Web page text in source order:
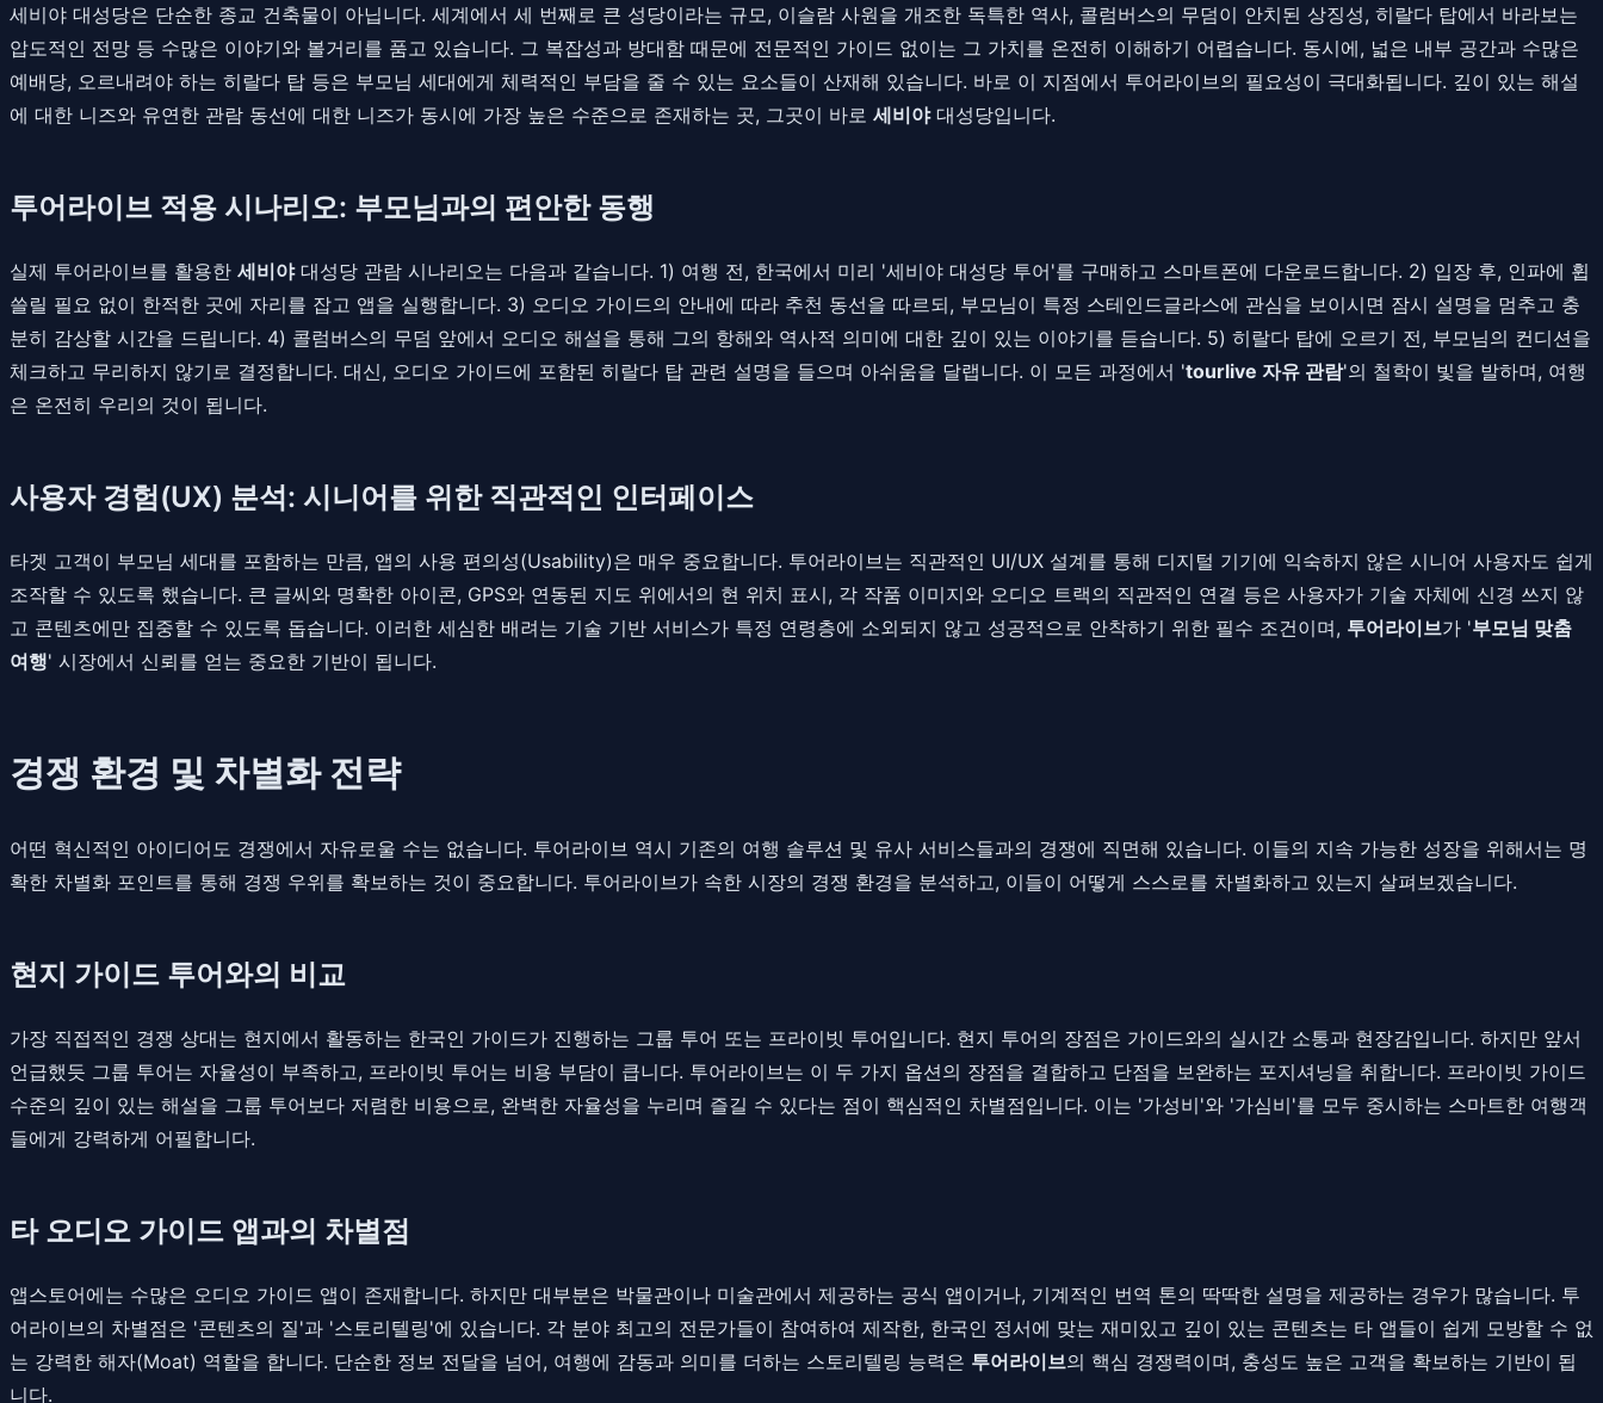
세비야 대성당은 단순한 종교 건축물이 아닙니다. 세계에서 세 번째로 큰 성당이라는 규모, 이슬람 사원을 개조한 독특한 역사, 콜럼버스의 무덤이 안치된 상징성, 히랄다 탑에서 바라보는
압도적인 전망 등 수많은 이야기와 볼거리를 품고 있습니다. 그 복잡성과 방대함 때문에 전문적인 가이드 없이는 그 가치를 온전히 이해하기 어렵습니다. 동시에, 넓은 내부 공간과 수많은
예배당, 오르내려야 하는 히랄다 탑 등은 부모님 세대에게 체력적인 부담을 줄 수 있는 요소들이 산재해 있습니다. 바로 이 지점에서 투어라이브의 필요성이 극대화됩니다. 깊이 있는 해설
에 대한 니즈와 유연한 관람 동선에 대한 니즈가 동시에 가장 높은 수준으로 존재하는 곳, 그곳이 바로 세비야대성당입니다.
투어라이브 적용 시나리오: 부모님과의 편안한 동행
실제 투어라이브를 활용한 세비야대성당 관람 시나리오는 다음과 같습니다. 1) 여행 전, 한국에서 미리 '세비야 대성당 투어'를 구매하고 스마트폰에 다운로드합니다. 2) 입장 후, 인파에 휩
쓸릴 필요 없이 한적한 곳에 자리를 잡고 앱을 실행합니다. 3) 오디오 가이드의 안내에 따라 추천 동선을 따르되, 부모님이 특정 스테인드글라스에 관심을 보이시면 잠시 설명을 멈추고 충
분히 감상할 시간을 드립니다. 4) 콜럼버스의 무덤 앞에서 오디오 해설을 통해 그의 항해와 역사적 의미에 대한 깊이 있는 이야기를 듣습니다. 5) 히랄다 탑에 오르기 전, 부모님의 컨디션을
체크하고 무리하지 않기로 결정합니다. 대신, 오디오 가이드에 포함된 히랄다 탑 관련 설명을 들으며 아쉬움을 달랩니다. 이 모든 과정에서 'tourlive 자유 관람'의 철학이 빛을 발하며, 여행
은 온전히 우리의 것이 됩니다.
사용자 경험(UX) 분석: 시니어를 위한 직관적인 인터페이스
타겟 고객이 부모님 세대를 포함하는 만큼, 앱의 사용 편의성(Usability)은 매우 중요합니다. 투어라이브는 직관적인 UI/UX 설계를 통해 디지털 기기에 익숙하지 않은 시니어 사용자도 쉽게
조작할 수 있도록 했습니다. 큰 글씨와 명확한 아이콘, GPS와 연동된 지도 위에서의 현 위치 표시, 각 작품 이미지와 오디오 트랙의 직관적인 연결 등은 사용자가 기술 자체에 신경 쓰지 않
고 콘텐츠에만 집중할 수 있도록 돕습니다. 이러한 세심한 배려는 기술 기반 서비스가 특정 연령층에 소외되지 않고 성공적으로 안착하기 위한 필수 조건이며, 투어라이브가 '부모님 맞춤
여행' 시장에서 신뢰를 얻는 중요한 기반이 됩니다.
경쟁 환경 및 차별화 전략
어떤 혁신적인 아이디어도 경쟁에서 자유로울 수는 없습니다. 투어라이브 역시 기존의 여행 솔루션 및 유사 서비스들과의 경쟁에 직면해 있습니다. 이들의 지속 가능한 성장을 위해서는 명
확한 차별화 포인트를 통해 경쟁 우위를 확보하는 것이 중요합니다. 투어라이브가 속한 시장의 경쟁 환경을 분석하고, 이들이 어떻게 스스로를 차별화하고 있는지 살펴보겠습니다.
현지 가이드 투어와의 비교
가장 직접적인 경쟁 상대는 현지에서 활동하는 한국인 가이드가 진행하는 그룹 투어 또는 프라이빗 투어입니다. 현지 투어의 장점은 가이드와의 실시간 소통과 현장감입니다. 하지만 앞서
언급했듯 그룹 투어는 자율성이 부족하고, 프라이빗 투어는 비용 부담이 큽니다. 투어라이브는 이 두 가지 옵션의 장점을 결합하고 단점을 보완하는 포지셔닝을 취합니다. 프라이빗 가이드
수준의 깊이 있는 해설을 그룹 투어보다 저렴한 비용으로, 완벽한 자율성을 누리며 즐길 수 있다는 점이 핵심적인 차별점입니다. 이는 '가성비'와 '가심비'를 모두 중시하는 스마트한 여행객
들에게 강력하게 어필합니다.
타 오디오 가이드 앱과의 차별점
앱스토어에는 수많은 오디오 가이드 앱이 존재합니다. 하지만 대부분은 박물관이나 미술관에서 제공하는 공식 앱이거나, 기계적인 번역 톤의 딱딱한 설명을 제공하는 경우가 많습니다. 투
어라이브의 차별점은 '콘텐츠의 질'과 '스토리텔링'에 있습니다. 각 분야 최고의 전문가들이 참여하여 제작한, 한국인 정서에 맞는 재미있고 깊이 있는 콘텐츠는 타 앱들이 쉽게 모방할 수 없
는 강력한 해자(Moat) 역할을 합니다. 단순한 정보 전달을 넘어, 여행에 감동과 의미를 더하는 스토리텔링 능력은 투어라이브의 핵심 경쟁력이며, 충성도 높은 고객을 확보하는 기반이 됩
니다.